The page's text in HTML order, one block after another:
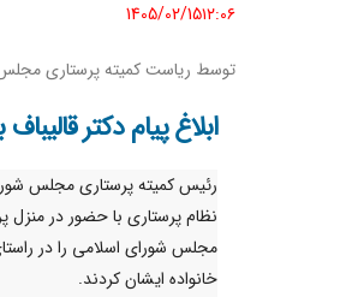
1405/02/15١٢:٠٦
توسط ریاست کمیته پرستاری
ابلاغ پیام دکتر
رئیس کمیته پرستاری مجلس
نظام پرستاری با حضور در منزل
مجلس شورای اسلامی را در
خانواده ایشان کردند.